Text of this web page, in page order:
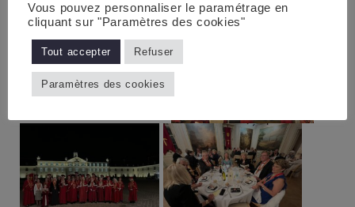
Vous pouvez personnaliser le paramétrage en
cliquant sur "Paramètres des cookies"
Tout accepter Refuser
Paramètres des cookies